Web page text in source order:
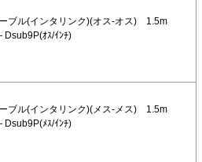
ブル(インタリンク)(オス-オス) 1.5m
Dsub9P(ｵｽ/ｲﾝﾁ)
ブル(インタリンク)(メス-メス) 1.5m
Dsub9P(ﾒｽ/ｲﾝﾁ)